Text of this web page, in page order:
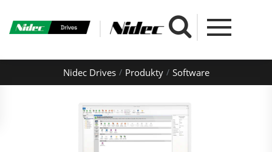
Nidec Drives Produkty Software